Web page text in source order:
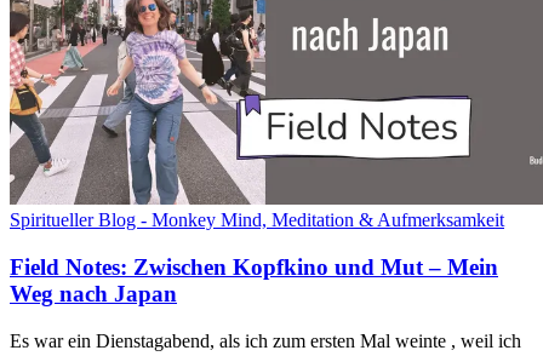
Spiritueller Blog - Monkey Mind, Meditation & Aufmerksamkeit
Field Notes: Zwischen Kopfkino und Mut – Mein
Weg nach Japan
Es war ein Dienstagabend, als ich zum ersten Mal weinte , weil ich